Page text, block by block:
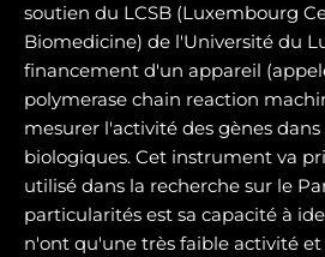
soutien du LCSB (Luxembourg
Biomedicine) de l'Université du
financement d'un appareil
polymerase chain reaction
mesurer l'activité des gènes
biologiques. Cet instrument va
utilisé dans la recherche sur le
particularités est sa capacité à
n'ont qu'une très faible activité